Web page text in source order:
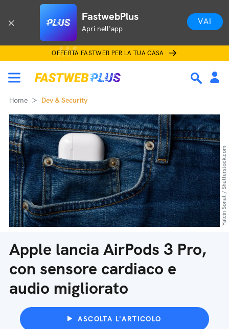
FastwebPlus
Apri nell'app
VAI
OFFERTA FASTWEB PER LA TUA CASA
Home Dev & Security
Apple lancia AirPods 3 Pro,
con sensore cardiaco e
audio migliorato
ASCOLTA L'ARTICOLO
Yalcin Sonat / Shutterstock.com